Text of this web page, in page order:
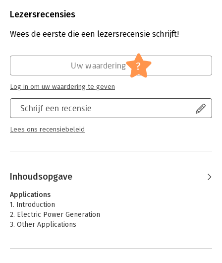
Reactors.
challenges of MSR development and thorium fuel use, as well
Each chapter provides a clear introduction, covers technical
issues and includes examples and conclusions, while
promoting the sustainability benefits throughout.
Uitgever:
Verschijningsdatum:
24-1-2024
Personeelsmanagement
Woodhead Publishing Series in Energy
Lezersrecensies
Wees de eerste die een lezersrecensie schrijft!
Schrijf een recensie
Lees ons recensiebeleid
Uw waardering ?
Log in om uw waardering te geven
Inhoudsopgave
Applications
1. Introduction
2. Electric Power Generation
3. Other Applications